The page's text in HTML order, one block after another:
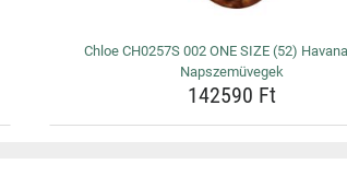
Chloe CH0257S 002 ONE SIZE (52)
Napszemüvegek
142590 Ft